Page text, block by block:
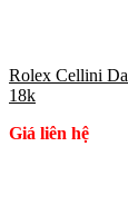
Rolex Cellini
18k
Giá liên hệ